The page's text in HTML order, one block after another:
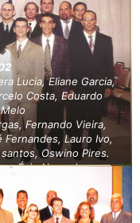
Lucia, Eliane Garcia,
Costa, Eduardo
Fernando Vieira,
Fernandes, Lauro Ivo,
Oswino Pires.
e Écio Nogueira.